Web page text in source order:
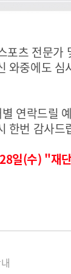
포츠 전문가
와중에도
연락드릴
한번 감사드
28일(수) "재